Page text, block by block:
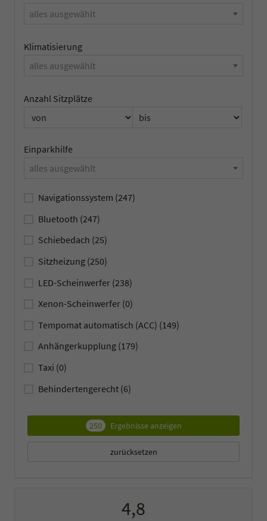
alles ausgewählt
Klimatisierung
alles ausgewählt
Anzahl Sitzplätze
Einparkhilfe
alles ausgewählt
Navigationssystem (247)
Bluetooth (247)
Schiebedach (25)
Sitzheizung (250)
LED-Scheinwerfer (238)
Xenon-Scheinwerfer (0)
Tempomat automatisch (ACC) (149)
Anhängerkupplung (179)
Taxi (0)
Behindertengerecht (6)
250 Ergebnisse anzeigen
zurücksetzen
4,8